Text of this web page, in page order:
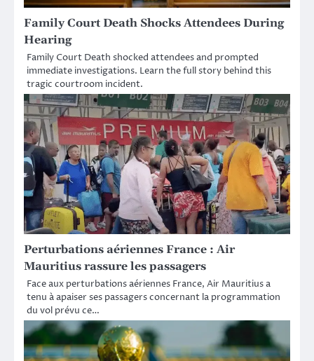
Family Court Death Shocks Attendees During
Hearing
Family Court Death shocked attendees and prompted
immediate investigations. Learn the full story behind this
tragic courtroom incident.
Perturbations aériennes France : Air
Mauritius rassure les passagers
Face aux perturbations aériennes France, Air Mauritius a
tenu à apaiser ses passagers concernant la programmation
du vol prévu ce…